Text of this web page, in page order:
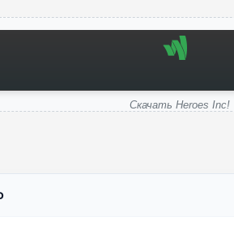
Скачать Heroes Inc!